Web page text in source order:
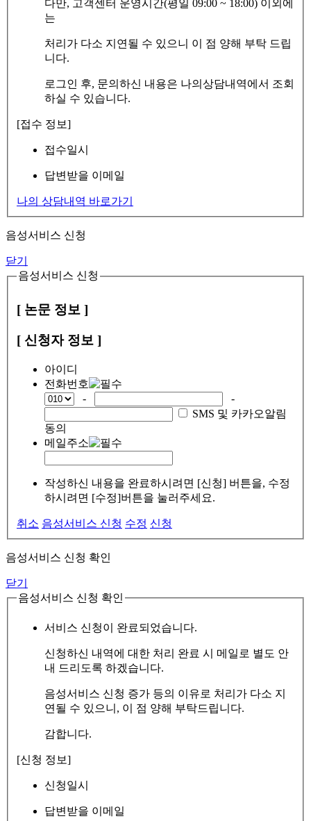
다만, 고객센터 운영시간(평일 09:00 ~ 18:00) 이외에
는
처리가 다소 지연될 수 있으니 이 점 양해 부탁 드립
니다.
로그인 후, 문의하신 내용은 나의상담내역에서 조회
하실 수 있습니다.
[접수 정보]
접수일시
답변받을 이메일
나의 상담내역 바로가기
음성서비스 신청
닫기
음성서비스 신청
[ 논문 정보 ]
[ 신청자 정보 ]
아이디
전화번호
-
-
SMS 및 카카오알림
동의
메일주소
작성하신 내용을 완료하시려면 [신청] 버튼을, 수정
하시려면 [수정]버튼을 눌러주세요.
취소 음성서비스 신청 수정 신청
음성서비스 신청 확인
닫기
음성서비스 신청 확인
서비스 신청이 완료되었습니다.
신청하신 내역에 대한 처리 완료 시 메일로 별도 안
내 드리도록 하겠습니다.
음성서비스 신청 증가 등의 이유로 처리가 다소 지
연될 수 있으니, 이 점 양해 부탁드립니다.
감합니다.
[신청 정보]
신청일시
답변받을 이메일